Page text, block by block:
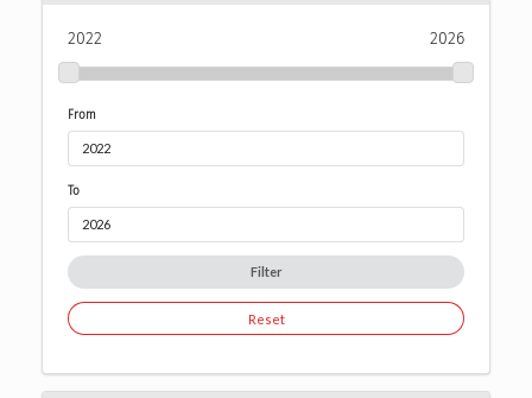
2022 2026
From
To
Filter
Reset